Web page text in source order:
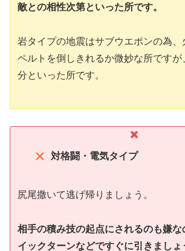
敵との相性次第といった所です。
岩タイプの地震はサブウエポンの為、
ペルトを倒しきれるか微妙な所ですが
分といった所です。
対格闘・電気タイプ
尻尾撒いて逃げ帰りましょう。
相手の積み技の起点にされるのも嫌な
イックターンなどですぐに引きましょ